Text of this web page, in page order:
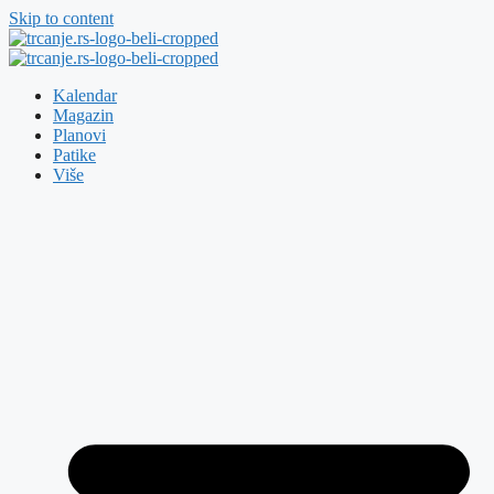
Skip to content
Kalendar
Magazin
Planovi
Patike
Više